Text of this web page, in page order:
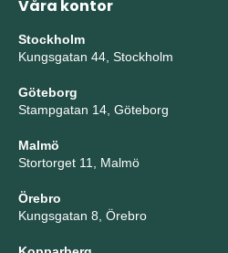
Våra kontor
Stockholm
Kungsgatan 44, Stockholm
Göteborg
Stampgatan 14, Göteborg
Malmö
Stortorget 11, Malmö
Örebro
Kungsgatan 8, Örebro